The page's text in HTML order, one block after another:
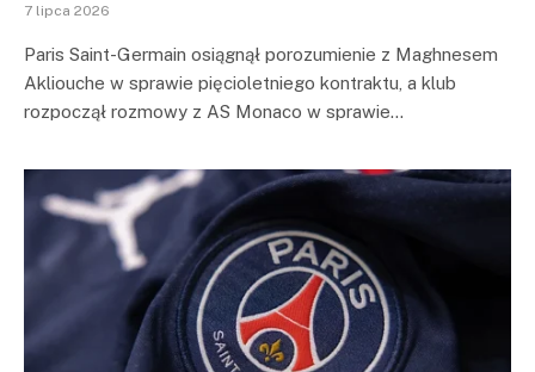
7 lipca 2026
Paris Saint-Germain osiągnął porozumienie z Maghnesem
Akliouche w sprawie pięcioletniego kontraktu, a klub
rozpoczął rozmowy z AS Monaco w sprawie…